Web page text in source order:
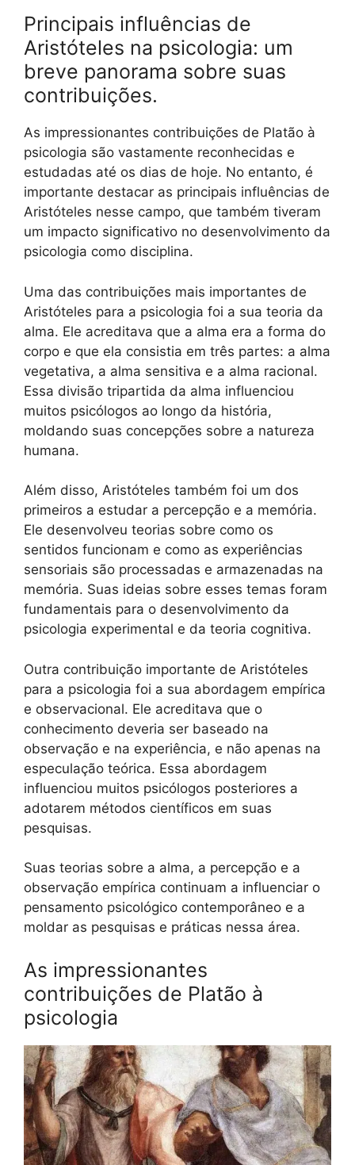
Principais influências de
Aristóteles na psicologia: um
breve panorama sobre suas
contribuições.
As impressionantes contribuições de Platão à
psicologia são vastamente reconhecidas e
estudadas até os dias de hoje. No entanto, é
importante destacar as principais influências de
Aristóteles nesse campo, que também tiveram
um impacto significativo no desenvolvimento da
psicologia como disciplina.
Uma das contribuições mais importantes de
Aristóteles para a psicologia foi a sua teoria da
alma. Ele acreditava que a alma era a forma do
corpo e que ela consistia em três partes: a alma
vegetativa, a alma sensitiva e a alma racional.
Essa divisão tripartida da alma influenciou
muitos psicólogos ao longo da história,
moldando suas concepções sobre a natureza
humana.
Além disso, Aristóteles também foi um dos
primeiros a estudar a percepção e a memória.
Ele desenvolveu teorias sobre como os
sentidos funcionam e como as experiências
sensoriais são processadas e armazenadas na
memória. Suas ideias sobre esses temas foram
fundamentais para o desenvolvimento da
psicologia experimental e da teoria cognitiva.
Outra contribuição importante de Aristóteles
para a psicologia foi a sua abordagem empírica
e observacional. Ele acreditava que o
conhecimento deveria ser baseado na
observação e na experiência, e não apenas na
especulação teórica. Essa abordagem
influenciou muitos psicólogos posteriores a
adotarem métodos científicos em suas
pesquisas.
Suas teorias sobre a alma, a percepção e a
observação empírica continuam a influenciar o
pensamento psicológico contemporâneo e a
moldar as pesquisas e práticas nessa área.
As impressionantes
contribuições de Platão à
psicologia